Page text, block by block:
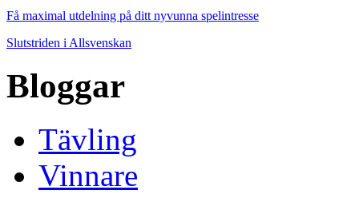
Få maximal utdelning på ditt nyvunna spelintresse
Slutstriden i Allsvenskan
Bloggar
Tävling
Vinnare